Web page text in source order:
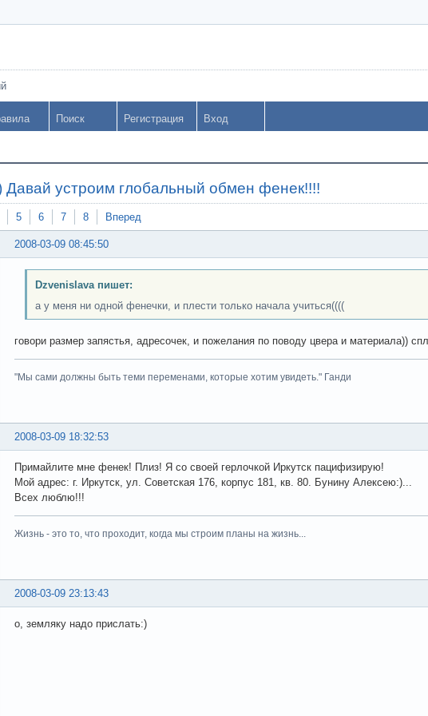
Поиск Регистрация Вход
Давай устроим глобальный обмен фенек!!!!
5 6 7 8 Вперед
2008-03-09 08:45:50
Dzvenislava пишет:
а у меня ни одной фенечки, и плести только начала учиться((((
говори размер запястья, адресочек, и пожелания по поводу цвера и материала))
"Мы сами должны быть теми переменами, которые хотим увидеть." Ганди
2008-03-09 18:32:53
Примайлите мне фенек! Плиз! Я со своей герлочкой Иркутск пацифизирую!
Мой адрес: г. Иркутск, ул. Советская 176, корпус 181, кв. 80. Бунину Алексею:)...
Всех люблю!!!
Жизнь - это то, что проходит, когда мы строим планы на жизнь...
2008-03-09 23:13:43
о, земляку надо прислать:)